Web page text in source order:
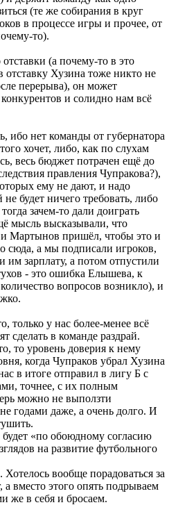
(те же собирания в круг
в процессе игры и прочее, от
то).
(а почему-то в это
отставку Хузина тоже никто не
перерыва), он может
и солидно нам всё
ибо нет команды от губернатора
хочет, либо, как по слухам
весь бюджет потрачен ещё до
правления Чупракова?),
ему не дают, и надо
будет ничего требовать, либо
зачем-то дали доиграть
мысль высказывали, что
и Мартынов пришёл, чтобы это и
сюда, а мы подписали игроков,
им зарплату, а потом отпустили
- это ошибка Елышева, к
вопросов возникло), и
только у нас более-менее всё
сделать в команде раздрай.
то уровень доверия к нему
когда Чупраков убрал Хузина
в итоге отправил в лигу Б с
точнее, с их полным
можно не выползти
годами даже, а очень долго. И
«по обоюдному согласию
на развитие футбольного
вообще порадоваться за
вместо этого опять подрываем
же в себя и бросаем.